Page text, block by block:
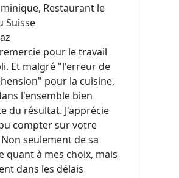
Restaurant le
Suisse
remercie pour le travail
Et malgré "l'erreur de
pour la cuisine,
l'ensemble bien
du résultat. J'apprécie
compter sur votre
seulement de sa
quant à mes choix, mais
dans les délais